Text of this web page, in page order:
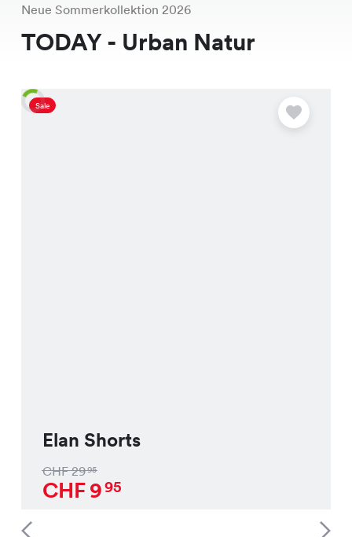
Neue Sommerkollektion 2026
TODAY - Urban Natur
Sale
Elan Shorts
CHF2995
CHF995